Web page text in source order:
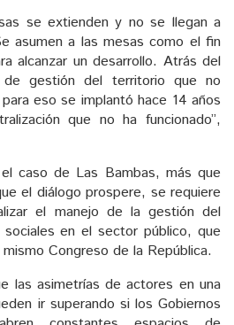
se extienden y no se llegan a
asumen a las mesas como el fin
alcanzar un desarrollo. Atrás del
gestión del territorio que no
eso se implantó hace 14 años
que no ha funcionado”,
caso de Las Bambas, más que
el diálogo prospere, se requiere
el manejo de la gestión del
en el sector público, que
Congreso de la República.
las asimetrías de actores en una
ir superando si los Gobiernos